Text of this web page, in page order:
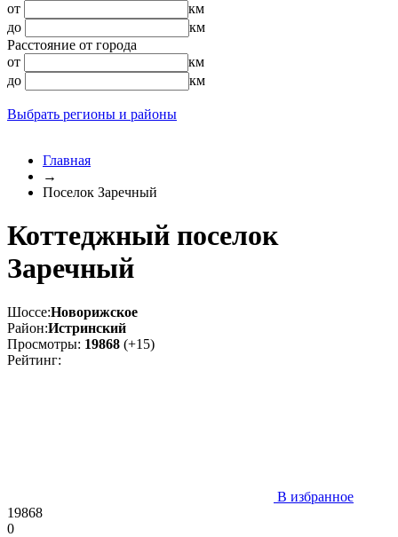
от
км
до
км
Расстояние от города
от
км
до
км
Выбрать регионы и районы
Главная
→
Поселок Заречный
Коттеджный поселок
Заречный
Шоссе:Новорижское
Район:Истринский
Просмотры: 19868 (+15)
Рейтинг:
В избранное
19868
0